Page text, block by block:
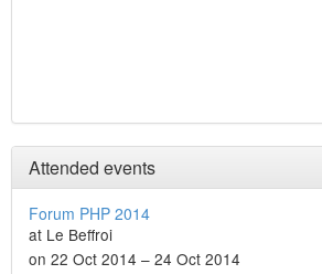
Attended events
Forum PHP 2014
at Le Beffroi
on 22 Oct 2014 – 24 Oct 2014